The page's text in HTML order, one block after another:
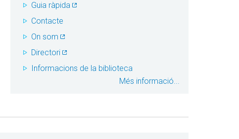
Guia ràpida
Contacte
On som
Directori
Informacions de la biblioteca
Més informació...